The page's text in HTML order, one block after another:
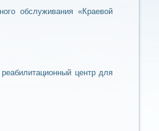
обслуживания «Краевой
центр для